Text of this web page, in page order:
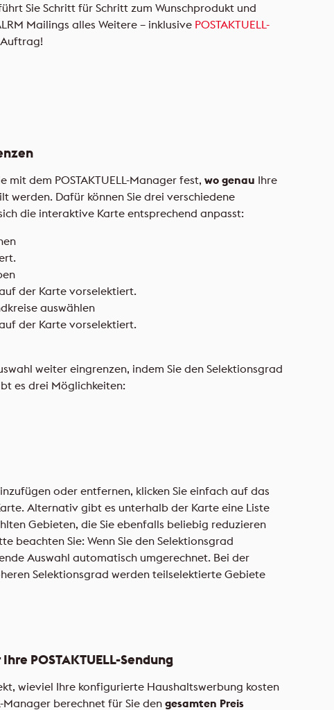
Sie Schritt für Schritt zum Wunschprodukt und
Mailings alles Weitere – inklusive POSTAKTUELL-
Auftrag!
mit dem POSTAKTUELL-Manager fest, wo genau Ihre
werden. Dafür können Sie drei verschiedene
die interaktive Karte entsprechend anpasst:
der Karte vorselektiert.
auswählen
der Karte vorselektiert.
weiter eingrenzen, indem Sie den Selektionsgrad
es drei Möglichkeiten:
oder entfernen, klicken Sie einfach auf das
Alternativ gibt es unterhalb der Karte eine Liste
Gebieten, die Sie ebenfalls beliebig reduzieren
beachten Sie: Wenn Sie den Selektionsgrad
Auswahl automatisch umgerechnet. Bei der
Selektionsgrad werden teilselektierte Gebiete
POSTAKTUELL-Sendung
wieviel Ihre konfigurierte Haushaltswerbung kosten
Manager berechnet für Sie den gesamten Preis